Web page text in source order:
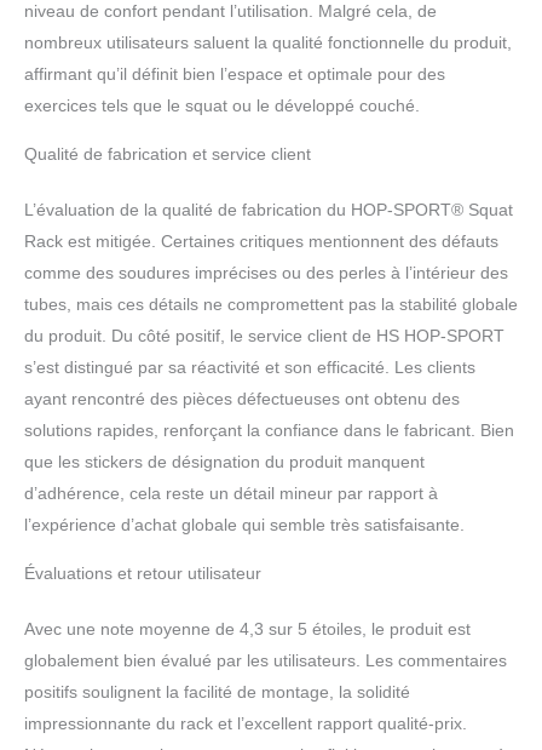
niveau de confort pendant l’utilisation. Malgré cela, de
nombreux utilisateurs saluent la qualité fonctionnelle du produit,
affirmant qu’il définit bien l’espace et optimale pour des
exercices tels que le squat ou le développé couché.
Qualité de fabrication et service client
L’évaluation de la qualité de fabrication du HOP-SPORT® Squat
Rack est mitigée. Certaines critiques mentionnent des défauts
comme des soudures imprécises ou des perles à l’intérieur des
tubes, mais ces détails ne compromettent pas la stabilité globale
du produit. Du côté positif, le service client de HS HOP-SPORT
s’est distingué par sa réactivité et son efficacité. Les clients
ayant rencontré des pièces défectueuses ont obtenu des
solutions rapides, renforçant la confiance dans le fabricant. Bien
que les stickers de désignation du produit manquent
d’adhérence, cela reste un détail mineur par rapport à
l’expérience d’achat globale qui semble très satisfaisante.
Évaluations et retour utilisateur
Avec une note moyenne de 4,3 sur 5 étoiles, le produit est
globalement bien évalué par les utilisateurs. Les commentaires
positifs soulignent la facilité de montage, la solidité
impressionnante du rack et l’excellent rapport qualité-prix.